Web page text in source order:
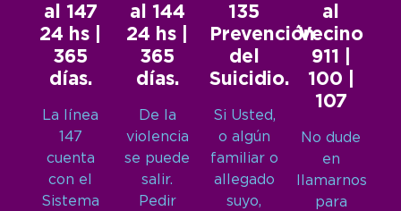
al 147
24 hs |
365
días.
La línea
147
cuenta
con el
Sistema
al 144
24 hs |
365
días.
De la
violencia
se puede
salir.
Pedir
135
Prevención
del
Suicidio.
Si Usted,
o algún
familiar o
allegado
suyo,
al
Vecino
911 |
100 |
107
No dude
en
llamarnos
para